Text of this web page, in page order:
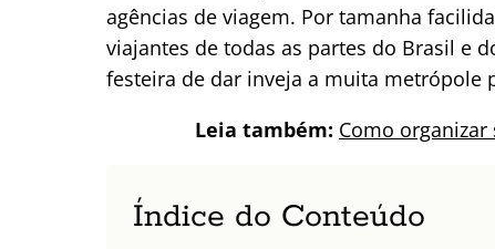
agências de viagem. Por tamanha
viajantes de todas as partes do Brasil e
festeira de dar inveja a muita metrópole
Leia também: Como
Índice do Conteúdo